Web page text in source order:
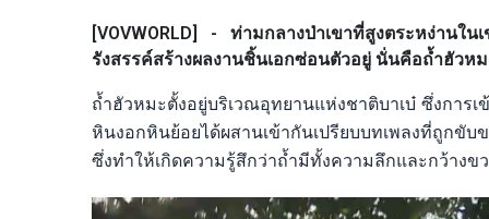
[VOVWORLD] - ท่ามกลางป่าเขาที่สูงตระหง่านใ
รังสรรค์สร้างผลงานชิ้นเอกซ่อนตัวอยู่ นั่นคือถ้ำฮัวห
ถ้ำฮัวหมะตั้งอยู่บริเวณอุทยานแห่งชาติบาเบ๋ ซึ่งการ
หินงอกหินย้อยได้ผสานเข้ากันเปรียบบทเพลงที่ถูกขั
ซึ่งทำให้เกิดความรู้สึกว่าถ้ำมีทั้งความลึกและกว้างข